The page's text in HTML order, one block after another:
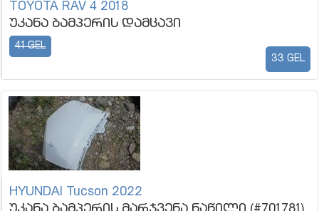
TOYOTA RAV 4 2018
უკანა ბამპერის დამცავი
41 GEL
33 GEL
HYUNDAI Tucson 2022